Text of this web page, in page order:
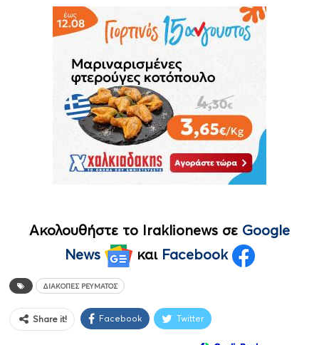
Ακολουθήστε το Iraklionews σε Google
News
και Facebook
ΔΙΑΚΟΠΈΣ ΡΕΎΜΑΤΟΣ
Share it! Facebook Twitter